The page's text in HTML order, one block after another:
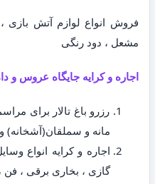
فروش انواع لوازم آتش بازی ،
مشعل ، دود رنگی
اجاره و کرایه جایگاه عروس و
رزرو باغ تالار برای
مانه و سملقان(آشخانه)
اجاره و کرایه انواع
گازی ، بخاری برقی ، فن